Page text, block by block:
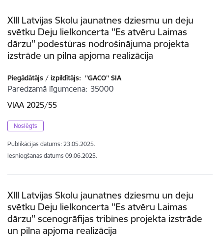
XIII Latvijas Skolu jaunatnes dziesmu un deju
svētku Deju lielkoncerta ''Es atvēru Laimas
dārzu'' podestūras nodrošinājuma projekta
izstrāde un pilna apjoma realizācija
Piegādātājs / izpildītājs: ''GACO'' SIA
Paredzamā līgumcena 35000
VIAA 2025/55
Noslēgts
Publikācijas datums: 23.05.2025.
Iesniegšanas datums 09.06.2025.
XIII Latvijas Skolu jaunatnes dziesmu un deju
svētku Deju lielkoncerta ''Es atvēru Laimas
dārzu'' scenogrāfijas tribīnes projekta izstrāde
un pilna apjoma realizācija